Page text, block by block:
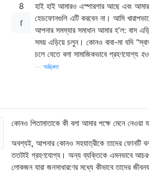
8
হাই হাই আমারও এস্পারগার আছে এবং
হেডফোনগুলি এটি করবেন না। আমি
আপনার সমস্যার সমাধান আমার হ'ল: বাস
সময় এড়িয়ে চলুন। কোনও বাবা-মা যদি
চলে যেতে বলা সামাজিকভাবে গ্রহণযোগ্য
অঙ্কিত
কোনও পিতামাতাকে কী বলা আমার পক্ষে মেনে
অবশ্যই, আপনার কোনও সহযাত্রীকে তাদের ফোনটি
ততটাই গ্রহণযোগ্য। অন্য ব্যক্তিকে এমনভাবে
লোকজন যারা জনসাধারণের মধ্যে কীভাবে তাদের